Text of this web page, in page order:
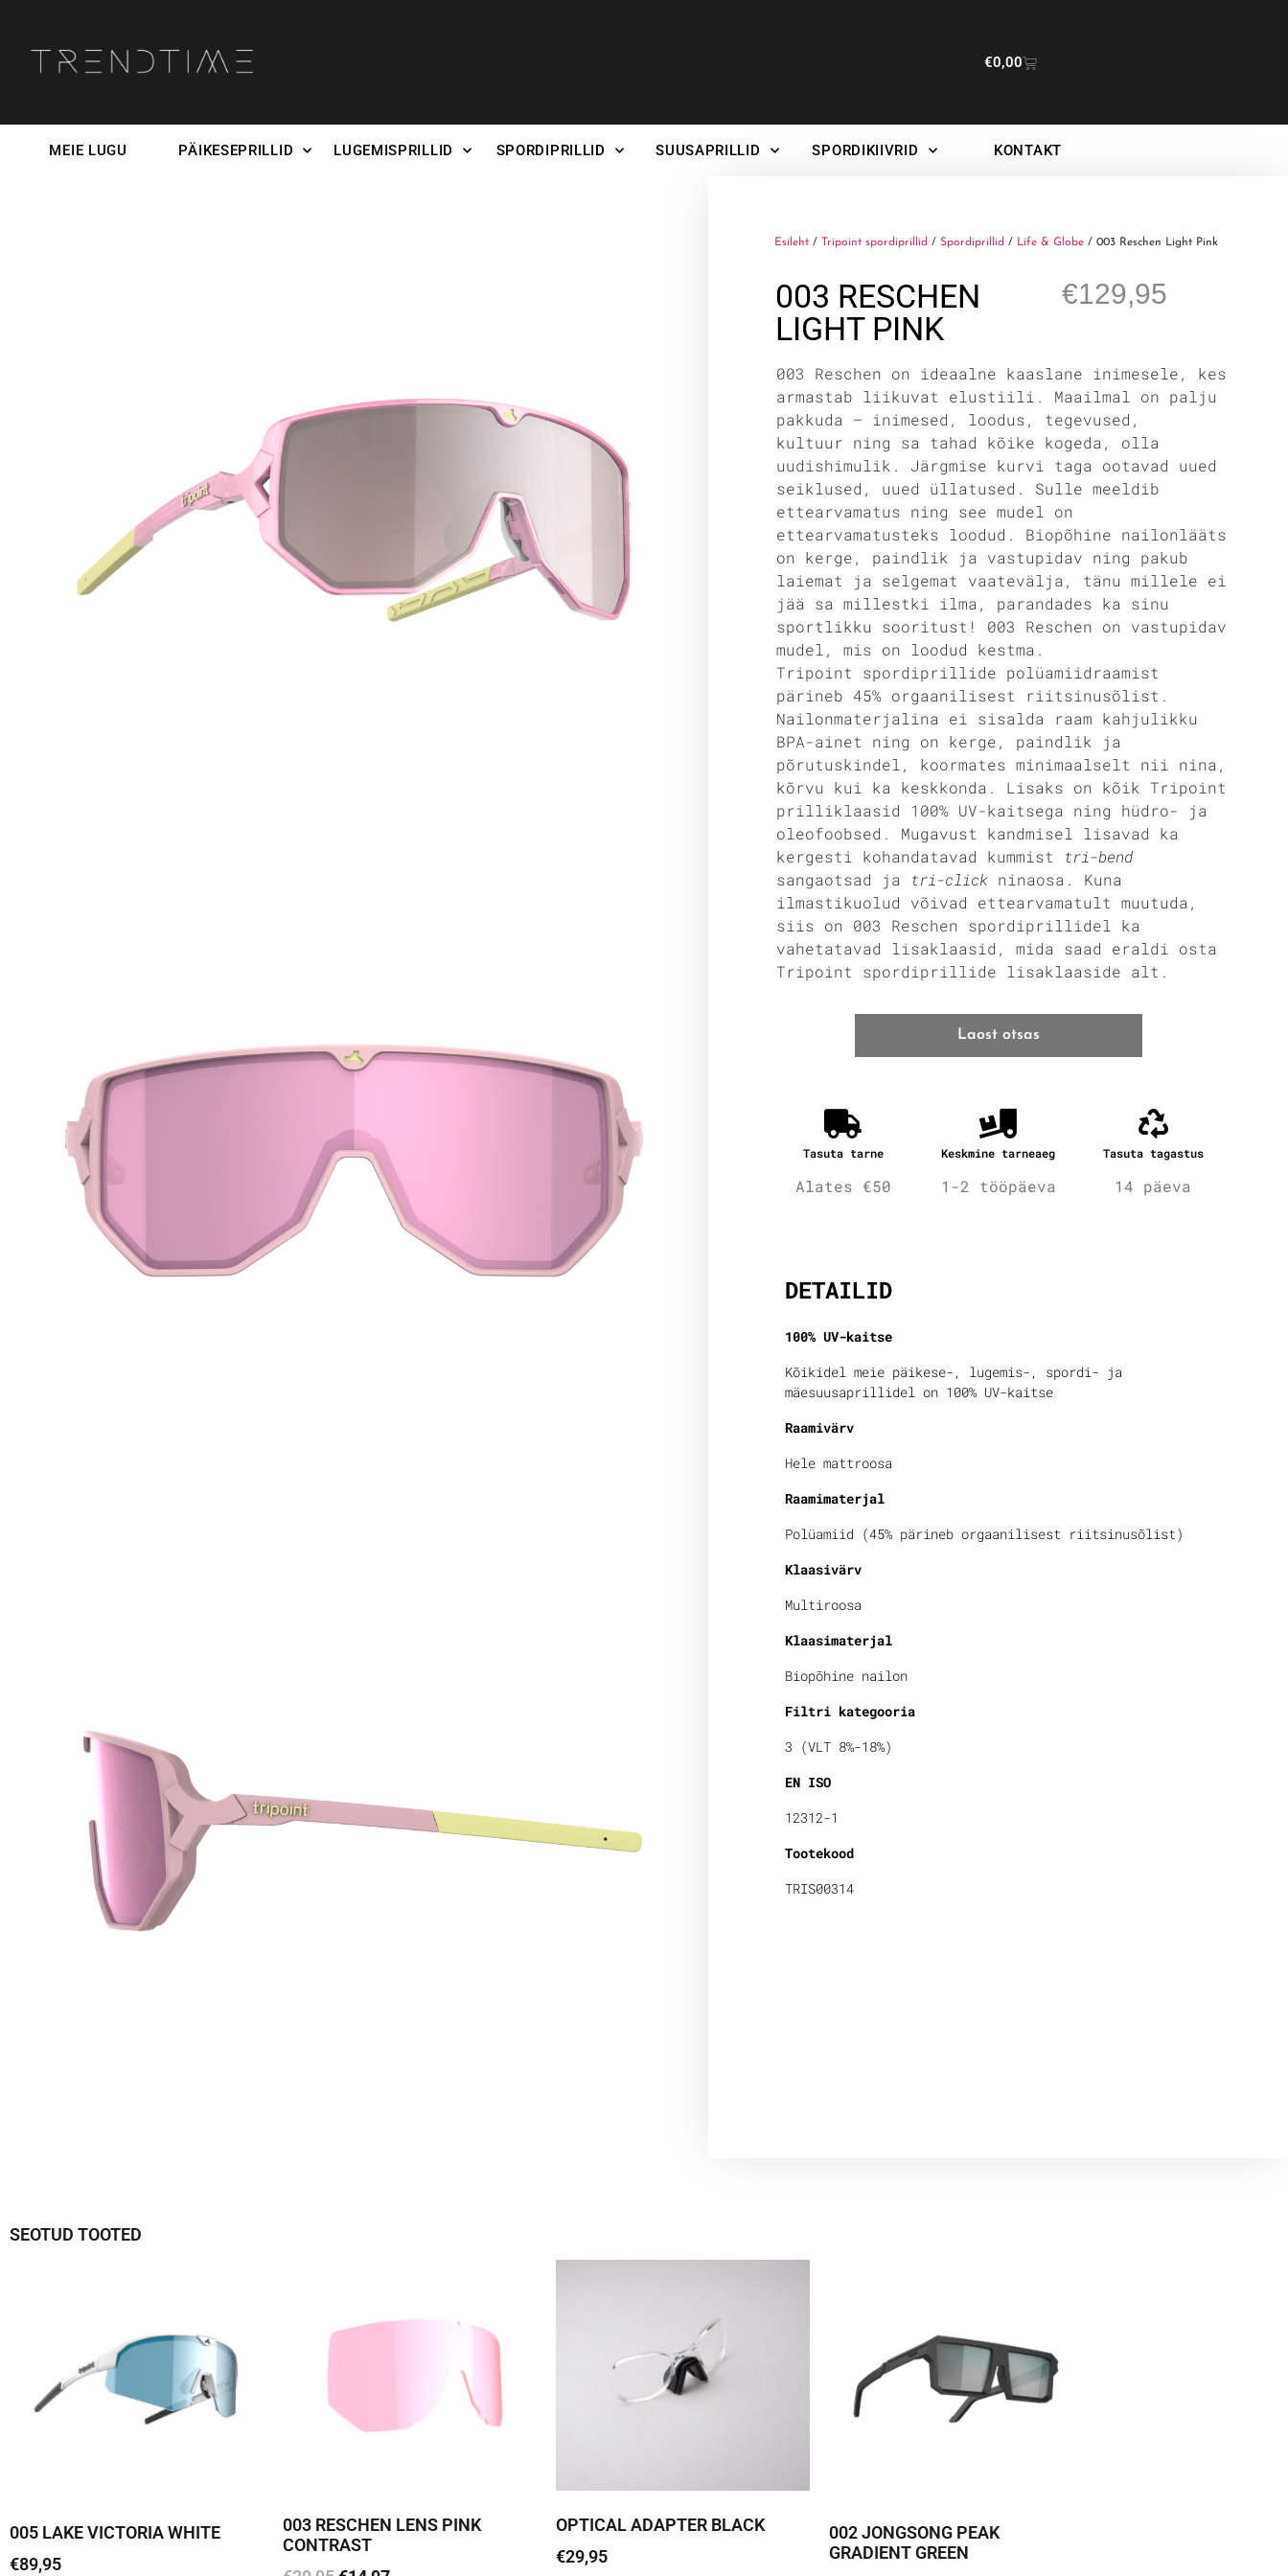
€0,00
MEIE LUGU PÄIKESEPRILLID LUGEMISPRILLID SPORDIPRILLID SUUSAPRILLID SPORDIKIIVRID KONTAKT
Esileht /Tripoint spordiprillid /Spordiprillid / Life & Globe / 003 Reschen Light Pink
003 RESCHEN
LIGHT PINK
€129,95
003 Reschen on ideaalne kaaslane inimesele, kes
armastab liikuvat elustiili. Maailmal on palju
pakkuda — inimesed, loodus, tegevused,
kultuur ning sa tahad kõike kogeda, olla
uudishimulik. Järgmise kurvi taga ootavad uued
seiklused, uued üllatused. Sulle meeldib
ettearvamatus ning see mudel on
ettearvamatusteks loodud. Biopõhine nailonlääts
on kerge, paindlik ja vastupidav ning pakub
laiemat ja selgemat vaatevälja, tänu millele ei
jää sa millestki ilma, parandades ka sinu
sportlikku sooritust! 003 Reschen on vastupidav
mudel, mis on loodud kestma.
Tripoint spordiprillide polüamiidraamist
pärineb 45% orgaanilisest riitsinusõlist.
Nailonmaterjalina ei sisalda raam kahjulikku
BPA-ainet ning on kerge, paindlik ja
põrutuskindel, koormates minimaalselt nii nina,
kõrvu kui ka keskkonda. Lisaks on kõik Tripoint
prilliklaasid 100% UV-kaitsega ning hüdro- ja
oleofoobsed. Mugavust kandmisel lisavad ka
kergesti kohandatavad kummist tri-bend
sangaotsad ja tri-click ninaosa. Kuna
ilmastikuolud võivad ettearvamatult muutuda,
siis on 003 Reschen spordiprillidel ka
vahetatavad lisaklaasid, mida saad eraldi osta
Tripoint spordiprillide lisaklaaside alt.
Laost otsas
Tasuta tarne
Alates €50
Keskmine tarneaeg
1-2 tööpäeva
Tasuta tagastus
14 päeva
DETAILID
100% UV-kaitse
Kõikidel meie päikese-, lugemis-, spordi- ja
mäesuusaprillidel on 100% UV-kaitse
Raamivärv
Hele mattroosa
Raamimaterjal
Polüamiid (45% pärineb orgaanilisest riitsinusõlist)
Klaasivärv
Multiroosa
Klaasimaterjal
Biopõhine nailon
Filtri kategooria
3 (VLT 8%-18%)
EN ISO
12312-1
Tootekood
TRIS00314
SEOTUD TOOTED
005 LAKE VICTORIA WHITE
€89,95
003 RESCHEN LENS PINK
CONTRAST
OPTICAL ADAPTER BLACK
€29,95
002 JONGSONG PEAK
GRADIENT GREEN